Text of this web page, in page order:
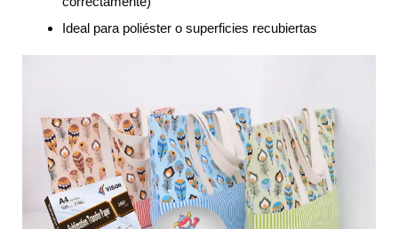
Ideal para poliéster o superficies recubiertas